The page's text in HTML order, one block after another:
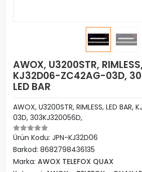
AWOX, U3200STR,
KJ32D06-ZC42AG-03D,
LED BAR
AWOX, U3200STR, RIMLESS, LED
03D, 303KJ320056D,
Ürün Kodu: JPN-KJ32D06
Barkod: 8682798436135
Marka: AWOX TELEFOX QUAX